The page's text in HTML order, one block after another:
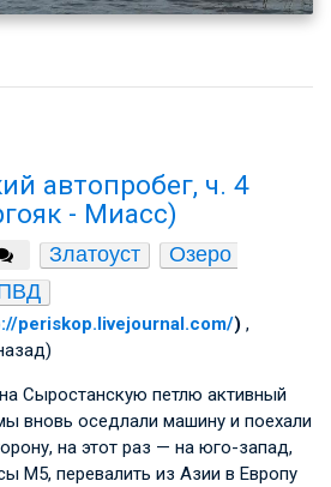
автопробег, ч. 4
- Миасс)
Златоуст
Озеро
periskop.livejournal.com/) ,
Сыростанскую петлю активный
вновь оседлали машину и поехали
на этот раз — на юго-запад,
М5, перевалить из Азии в Европу